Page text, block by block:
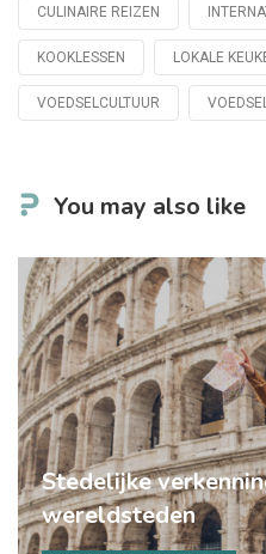
Tagged
with
CULINAIRE REIZEN
KOOKLESSEN LOKALE
VOEDSELCULTUUR
You may also like
Stedelijke
wereldsteden